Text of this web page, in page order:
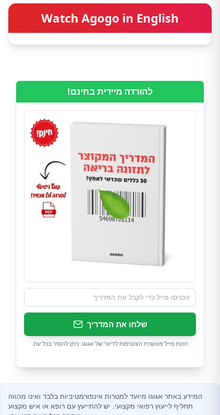
Watch Agogo in English
להורדה מיידית בחינם!
שלחו את המדריך
הזנת מייל מאשרת הצטרפות לדיוור של אגוגו. ניתן להסיר בכל עת.
המידע באתר אגוגו מיועד למטרות אינפורמטיביות בלבד ואינו מהווה
תחליף לייעוץ רפואי מקצועי. יש להתייעץ עם רופא או איש מקצוע